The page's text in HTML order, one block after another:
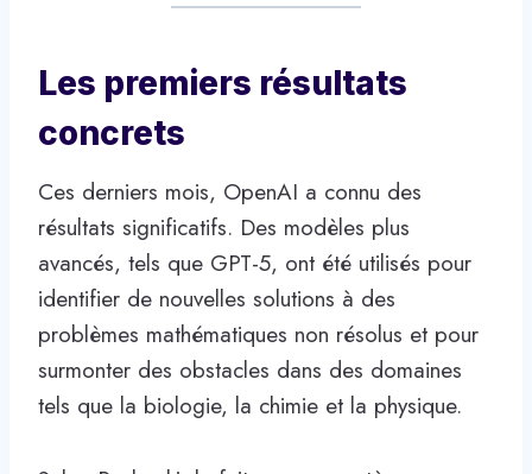
Les premiers résultats
concrets
Ces derniers mois, OpenAI a connu des
résultats significatifs. Des modèles plus
avancés, tels que GPT-5, ont été utilisés pour
identifier de nouvelles solutions à des
problèmes mathématiques non résolus et pour
surmonter des obstacles dans des domaines
tels que la biologie, la chimie et la physique.